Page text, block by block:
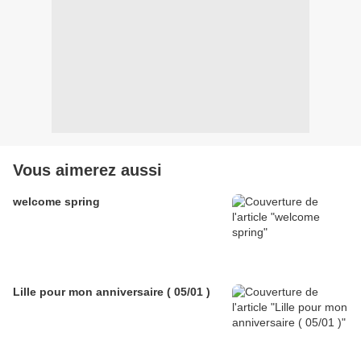
Vous aimerez aussi
welcome spring
Lille pour mon anniversaire ( 05/01 )